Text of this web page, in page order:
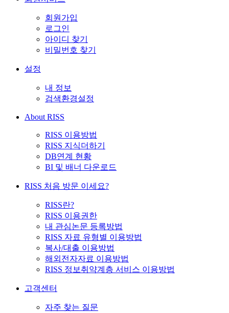
회원가입
로그인
아이디 찾기
비밀번호 찾기
설정
내 정보
검색환경설정
About RISS
RISS 이용방법
RISS 지식더하기
DB연계 현황
BI 및 배너 다운로드
RISS 처음 방문 이세요?
RISS란?
RISS 이용권한
내 관심논문 등록방법
RISS 자료 유형별 이용방법
복사/대출 이용방법
해외전자자료 이용방법
RISS 정보취약계층 서비스 이용방법
고객센터
자주 찾는 질문